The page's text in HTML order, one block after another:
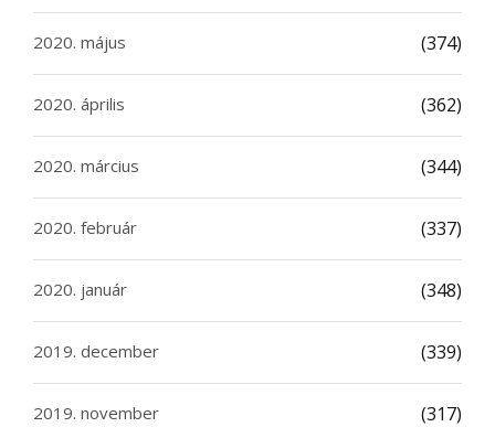
2020. május (374)
2020. április (362)
2020. március (344)
2020. február (337)
2020. január (348)
2019. december (339)
2019. november (317)